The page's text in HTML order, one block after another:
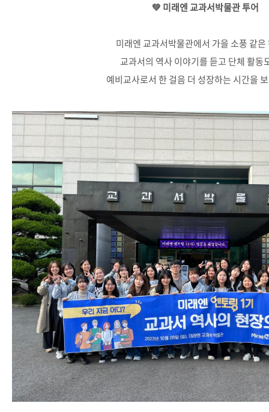
💚 미래엔 교과서박물관 투어
미래엔 교과서박물관에서 가을 소풍 같은
교과서의 역사 이야기를 듣고 단체 활동
예비교사로서 한 걸음 더 성장하는 시간을